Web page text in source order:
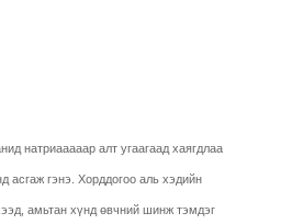
натриааааар алт угаагаад хаягдлаа
асгаж гэнэ. Хорддогоо аль хэдийн
амьтан хүнд өвчний шинж тэмдэг